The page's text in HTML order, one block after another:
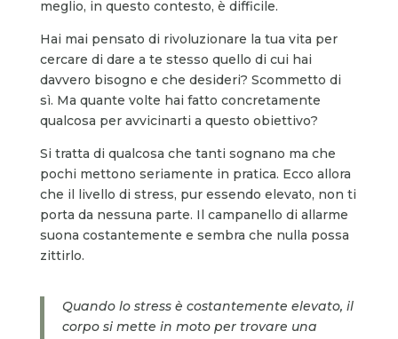
meglio, in questo contesto, è difficile.
Hai mai pensato di rivoluzionare la tua vita per
cercare di dare a te stesso quello di cui hai
davvero bisogno e che desideri? Scommetto di
sì. Ma quante volte hai fatto concretamente
qualcosa per avvicinarti a questo obiettivo?
Si tratta di qualcosa che tanti sognano ma che
pochi mettono seriamente in pratica. Ecco allora
che il livello di stress, pur essendo elevato, non ti
porta da nessuna parte. Il campanello di allarme
suona costantemente e sembra che nulla possa
zittirlo.
Quando lo stress è costantemente elevato, il
corpo si mette in moto per trovare una